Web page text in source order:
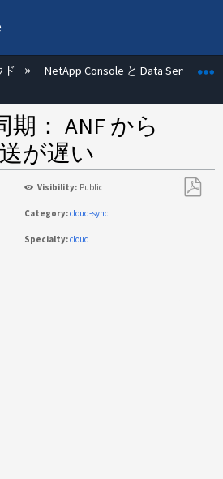
層を展開/折りたたむ
ド NetApp Console と Data Services
： ANF から
が遅い
Visibility: Public
Category:cloud-sync
Specialty:cloud